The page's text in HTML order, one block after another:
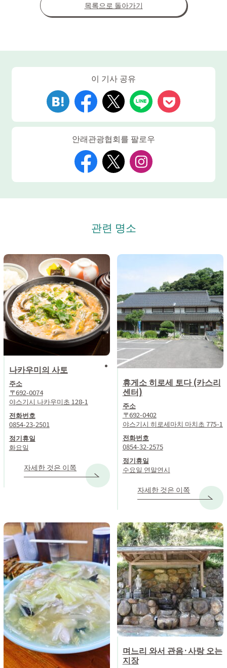
목록으로 돌아가기
이 기사 공유
안래관광협회를 팔로우
관련 명소
나카우미의 사토
주소
〒692-0074
야스기시 나카우미초 128-1
전화번호
0854-23-2501
정기휴일
화요일
자세한 것은 이쪽
휴게소 히로세 토다 (카스리
센터)
주소
〒692-0402
야스기시 히로세마치 마치초 775-1
전화번호
0854-32-2575
정기휴일
수요일 연말연시
자세한 것은 이쪽
며느리 와서 관음·사랑 오는
지장